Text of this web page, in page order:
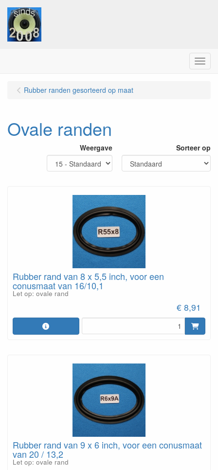
Menu
Rubber randen gesorteerd op maat
Ovale randen
Weergave Sorteer op
Rubber rand van 8 x 5,5 inch, voor een
conusmaat van 16/10,1
Let op: ovale rand
€ 8,91
Rubber rand van 9 x 6 inch, voor een conusmaat
van 20 / 13,2
Let op: ovale rand